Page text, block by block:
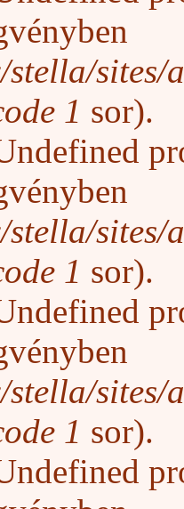
sites/
1 sor).
sites/
1 sor).
sites/
1 sor).